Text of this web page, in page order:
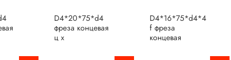
D4*20*75*d4
фреза концевая
ц х
D4*16*75*d4*4
f фреза
концевая